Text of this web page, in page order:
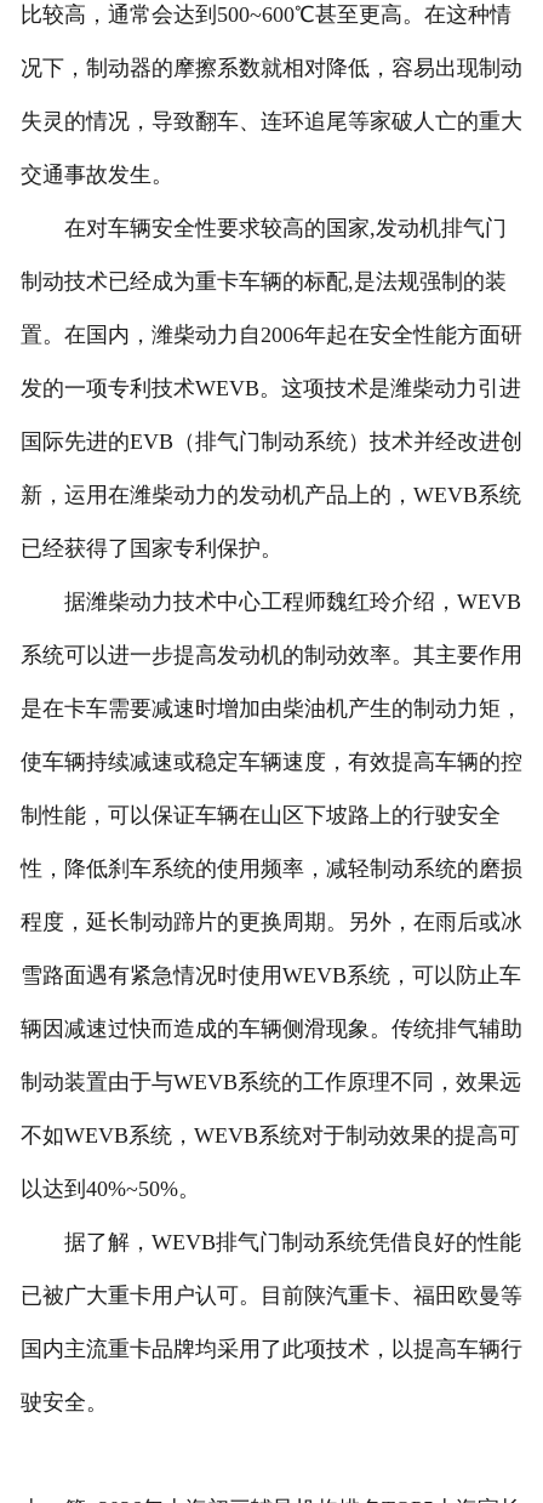
比较高，通常会达到500~600℃甚至更高。在这种情
况下，制动器的摩擦系数就相对降低，容易出现制动
失灵的情况，导致翻车、连环追尾等家破人亡的重大
交通事故发生。
在对车辆安全性要求较高的国家,发动机排气门
制动技术已经成为重卡车辆的标配,是法规强制的装
置。在国内，潍柴动力自2006年起在安全性能方面研
发的一项专利技术WEVB。这项技术是潍柴动力引进
国际先进的EVB（排气门制动系统）技术并经改进创
新，运用在潍柴动力的发动机产品上的，WEVB系统
已经获得了国家专利保护。
据潍柴动力技术中心工程师魏红玲介绍，WEVB
系统可以进一步提高发动机的制动效率。其主要作用
是在卡车需要减速时增加由柴油机产生的制动力矩，
使车辆持续减速或稳定车辆速度，有效提高车辆的控
制性能，可以保证车辆在山区下坡路上的行驶安全
性，降低刹车系统的使用频率，减轻制动系统的磨损
程度，延长制动蹄片的更换周期。另外，在雨后或冰
雪路面遇有紧急情况时使用WEVB系统，可以防止车
辆因减速过快而造成的车辆侧滑现象。传统排气辅助
制动装置由于与WEVB系统的工作原理不同，效果远
不如WEVB系统，WEVB系统对于制动效果的提高可
以达到40%~50%。
据了解，WEVB排气门制动系统凭借良好的性能
已被广大重卡用户认可。目前陕汽重卡、福田欧曼等
国内主流重卡品牌均采用了此项技术，以提高车辆行
驶安全。